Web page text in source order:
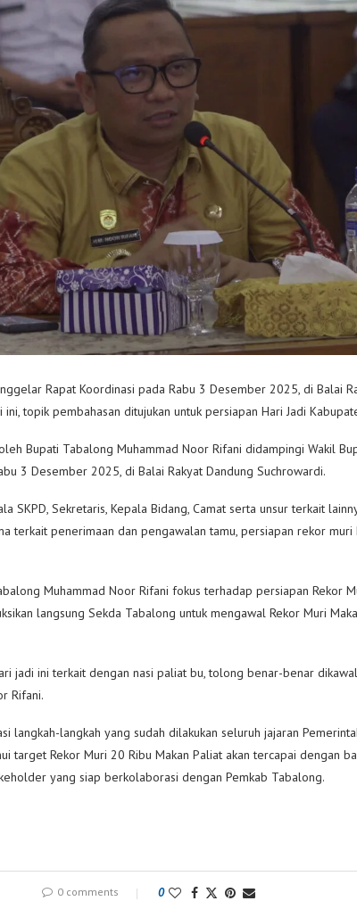
Rapat Koordinasi pada Rabu 3 Desember 2025, di Balai
topik pembahasan ditujukan untuk persiapan Hari Jadi
Bupati Tabalong Muhammad Noor Rifani didampingi Wakil
3 Desember 2025, di Balai Rakyat Dandung Suchrowardi.
SKPD, Sekretaris, Kepala Bidang, Camat serta unsur terkait
terkait penerimaan dan pengawalan tamu, persiapan rekor muri
Muhammad Noor Rifani fokus terhadap persiapan Rekor
langsung Sekda Tabalong untuk mengawal Rekor Muri
jadi ini terkait dengan nasi paliat bu, tolong benar-benar
Rifani.
langkah-langkah yang sudah dilakukan seluruh jajaran
target Rekor Muri 20 Ribu Makan Paliat akan tercapai dengan
yang siap berkolaborasi dengan Pemkab Tabalong.
0 comments 0